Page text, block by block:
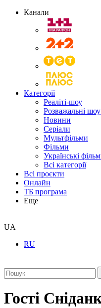
Канали
Категорії
Реаліті-шоу
Розважальні шоу
Новини
Серіали
Мультфільми
Фільми
Українські
Всі категорії
Всі проєкти
Онлайн
ТБ програма
Еще
UA
RU
Гості